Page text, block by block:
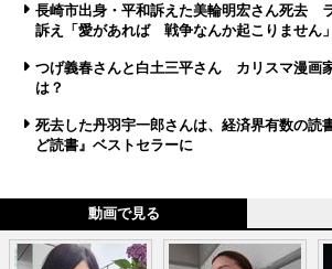
長崎市出身・平和訴えた美輪明宏さん死去
訴え「愛があれば 戦争なんか起こりません」
つげ義春さんと白土三平さん カリスマ漫画
は？
死去した丹羽宇一郎さんは、経済界有数の
ど読書』ベストセラーに
動画で見る